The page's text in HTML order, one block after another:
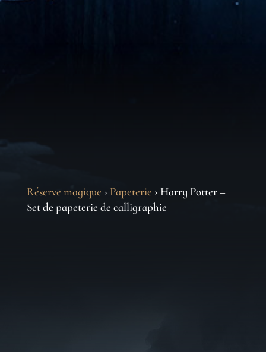
Réserve magique › Papeterie › Harry Potter –
Set de papeterie de calligraphie